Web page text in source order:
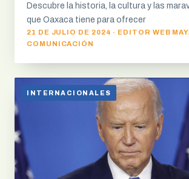
Descubre la historia, la cultura y las
que Oaxaca tiene para ofrecer
21 DE JULIO DE 2024 · EDITOR WEB
COMUNICACIÓN
INTERNACIONALES